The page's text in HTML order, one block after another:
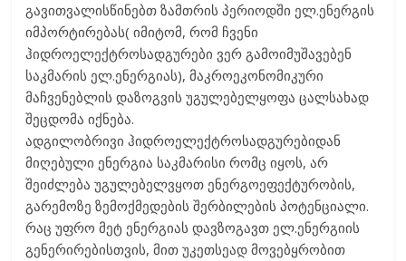
გავითვალისწინებთ ზამთრის პერიოდში ელ.ენერგის
იმპორტირებას( იმიტომ, რომ ჩვენი
ჰიდროელექტროსადგურები ვერ გამოიმუშავებენ
საკმარის ელ.ენერგიას), მაკროეკონომიკური
მაჩვენებლის დაზოგვის უგულებელყოფა ცალსახად
შეცდომა იქნება.
ადგილობრივი ჰიდროელექტროსადგურებიდან
მიღებული ენერგია საკმარისი რომც იყოს, არ
შეიძლება უგულებელვყოთ ენერგოეფექტურობის,
გარემოზე ზემოქმედების შერბილების პოტენციალი.
რაც უფრო მეტ ენერგიას დავზოგავთ ელ.ენერგიის
გენერირებისთვის, მით უკეთსეად მოვებყრობით